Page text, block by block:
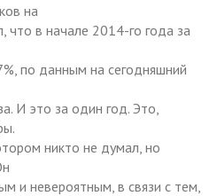
на
что в начале 2014-го года за
по данным на сегодняшний
И это за один год. Это,
никто не думал, но
и невероятным, в связи с тем,